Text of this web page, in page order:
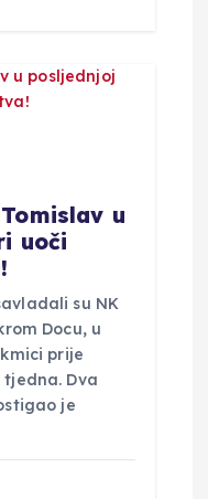
u
uoči
su NK
Docu, u
prije
Dva
je